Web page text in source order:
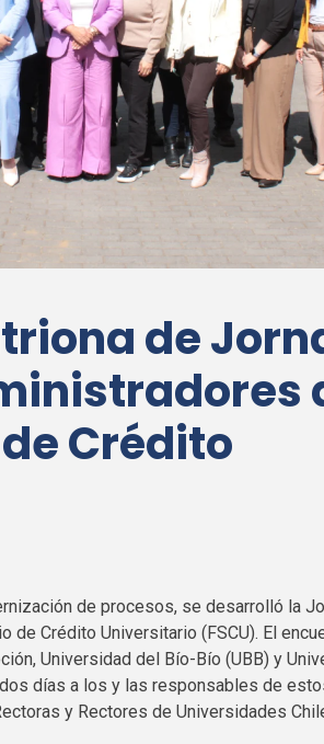
de
Crédito
de procesos, se desarrolló la
Crédito Universitario (FSCU). El
Universidad del Bío-Bío (UBB) y
días a los y las responsables de
y Rectores de Universidades